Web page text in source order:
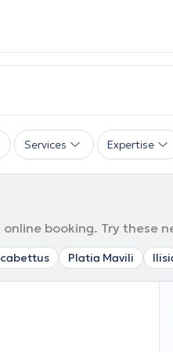
Services Expertise
booking. Try these
Platia Mavili